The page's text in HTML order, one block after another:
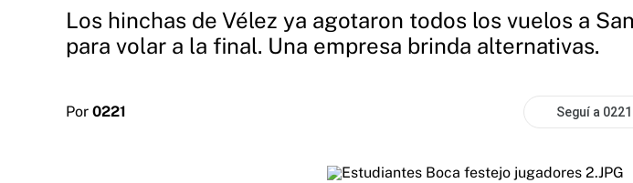
Los hinchas de Vélez ya agotaron todos los vuelos a
para volar a la final. Una empresa brinda alternativas.
Por 0221 Seguí a